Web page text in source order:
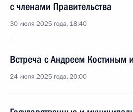
с членами Правительства
30 июля 2025 года, 18:40
Встреча с Андреем Костиным
24 июля 2025 года, 20:00